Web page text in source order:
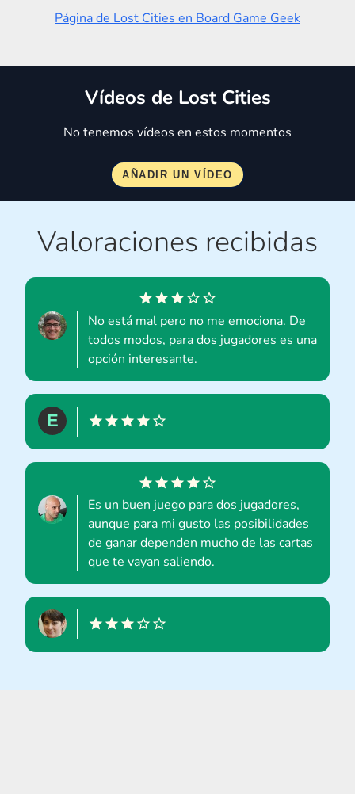
Página de Lost Cities en Board Game Geek
Vídeos de Lost Cities
No tenemos vídeos en estos momentos
Valoraciones recibidas
No está mal pero no me emociona. De
todos modos, para dos jugadores es una
opción interesante.
Es un buen juego para dos jugadores,
aunque para mi gusto las posibilidades
de ganar dependen mucho de las cartas
que te vayan saliendo.